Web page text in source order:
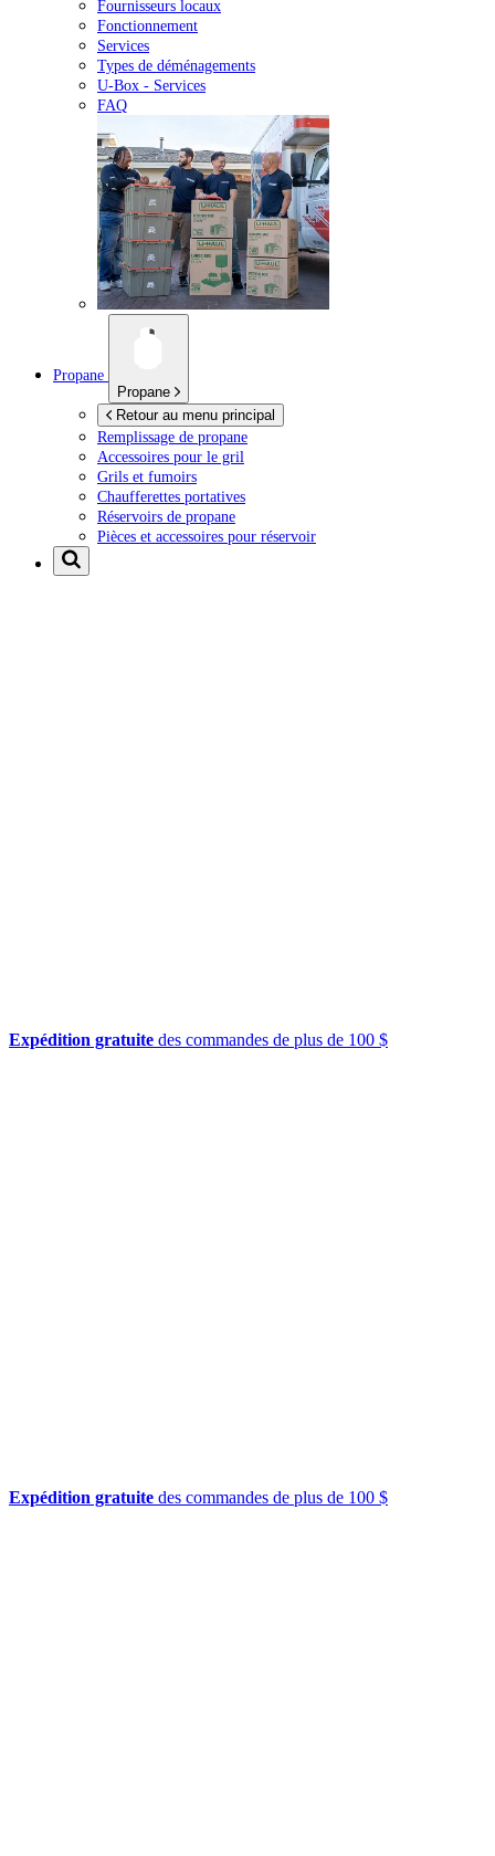
Fournisseurs locaux
Fonctionnement
Services
Types de déménagements
U-Box - Services
FAQ
Propane
Propane
Retour au menu principal
Remplissage de propane
Accessoires pour le gril
Grils et fumoirs
Chaufferettes portatives
Réservoirs de propane
Pièces et accessoires pour réservoir
Expédition gratuite des commandes de plus de 100 $
Expédition gratuite des commandes de plus de 100 $